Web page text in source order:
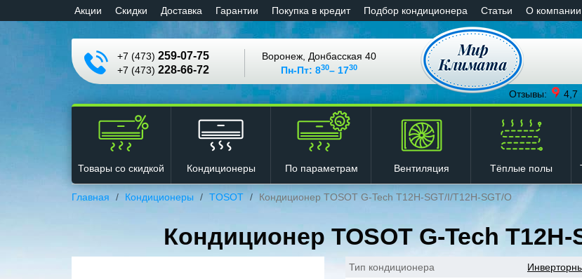
Aкции Cкидки Доставка Гарантии Покупка в кредит Подбор кондиционера Статьи О компании
+7 (473) 259-07-75
+7 (473) 228-66-72
Воронеж, Донбасская 40
Пн-Пт: 830– 1730
Отзывы: 4,7
Товары со скидкой Кондиционеры По параметрам Вентиляция Тёплые полы
Главная Кондиционеры TOSOT Кондиционер TOSOT G-Tech T12H-SGT/I/T12H-SGT/O
Кондиционер TOSOT G-Tech T12H-
Тип кондиционера